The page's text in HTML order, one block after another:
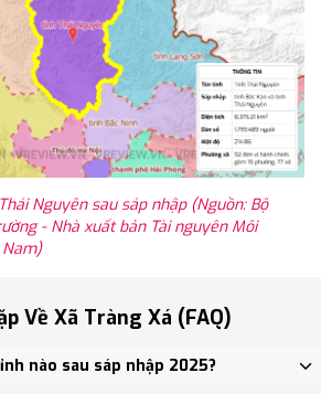
Nguyên sau sáp nhập (Nguồn: Bộ
- Nhà xuất bản Tài nguyên Môi
Về Xã Tràng Xá (FAQ)
nào sau sáp nhập 2025?